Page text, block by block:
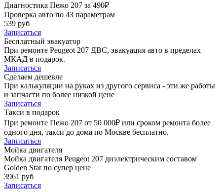
Диагностика Пежо 207 за 490₽
Проверка авто по 43 параметрам
539 руб
Записаться
Бесплатный эвакуатор
При ремонте Peugeot 207 ДВС, эвакуация авто в пределах
МКАД в подарок.
Записаться
Сделаем дешевле
При калькуляции на руках из другого сервиса - эти же работы
и запчасти по более низкой цене
Записаться
Такси в подарок
При ремонте Пежо 207 от 50 000₽ или сроком ремонта более
одного дня, такси до дома по Москве бесплатно.
Записаться
Мойка двигателя
Мойка двигателя Peugeot 207 диэлектрическим составом
Golden Star по супер цене
3961 руб
Записаться